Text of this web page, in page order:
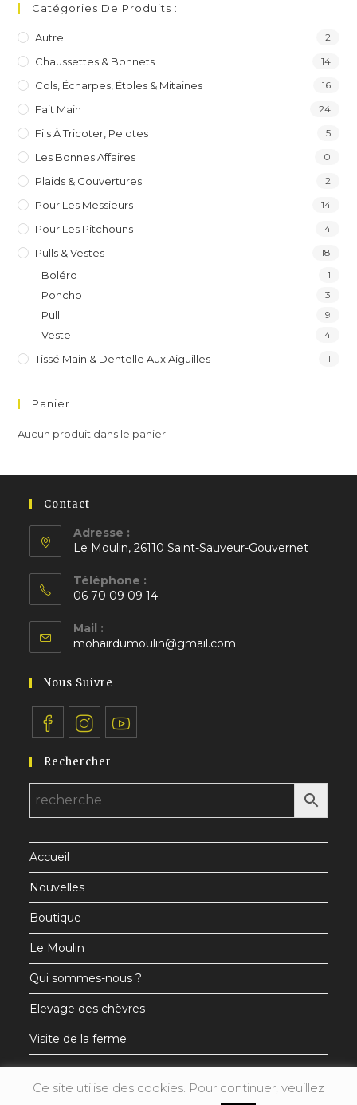
Catégories De Produits :
Autre 2
Chaussettes & Bonnets 14
Cols, Écharpes, Étoles & Mitaines 16
Fait Main 24
Fils À Tricoter, Pelotes 5
Les Bonnes Affaires 0
Plaids & Couvertures 2
Pour Les Messieurs 14
Pour Les Pitchouns 4
Pulls & Vestes 18
Boléro 1
Poncho 3
Pull 9
Veste 4
Tissé Main & Dentelle Aux Aiguilles 1
Panier
Aucun produit dans le panier.
Contact
Adresse :
Le Moulin, 26110 Saint-Sauveur-Gouvernet
dans
un
nouvel
onglet
Téléphone :
06 70 09 09 14
dans
votre
Mail :
mohairdumoulin@gmail.com
Nous Suivre
dans
un
nouvel
dans
un
nouvel
dans
un
Rechercher
Accueil
Nouvelles
Boutique
Le Moulin
Qui sommes-nous ?
Elevage des chèvres
Visite de la ferme
Ce site utilise des cookies. Pour continuer, veuillez